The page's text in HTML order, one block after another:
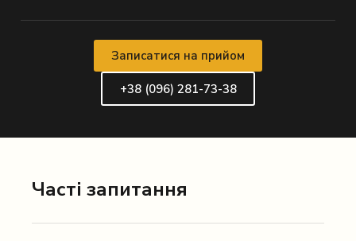
Записатися на прийом
+38 (096) 281-73-38
Часті запитання